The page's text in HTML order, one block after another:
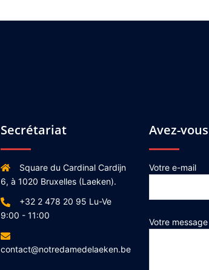
Secrétariat
Square du Cardinal Cardijn
6, à 1020 Bruxelles (Laeken).
+32 2 478 20 95 Lu-Ve
9:00 - 11:00
contact@notredamedelaeken.be
Avez-
Votre e-mail
Votre message